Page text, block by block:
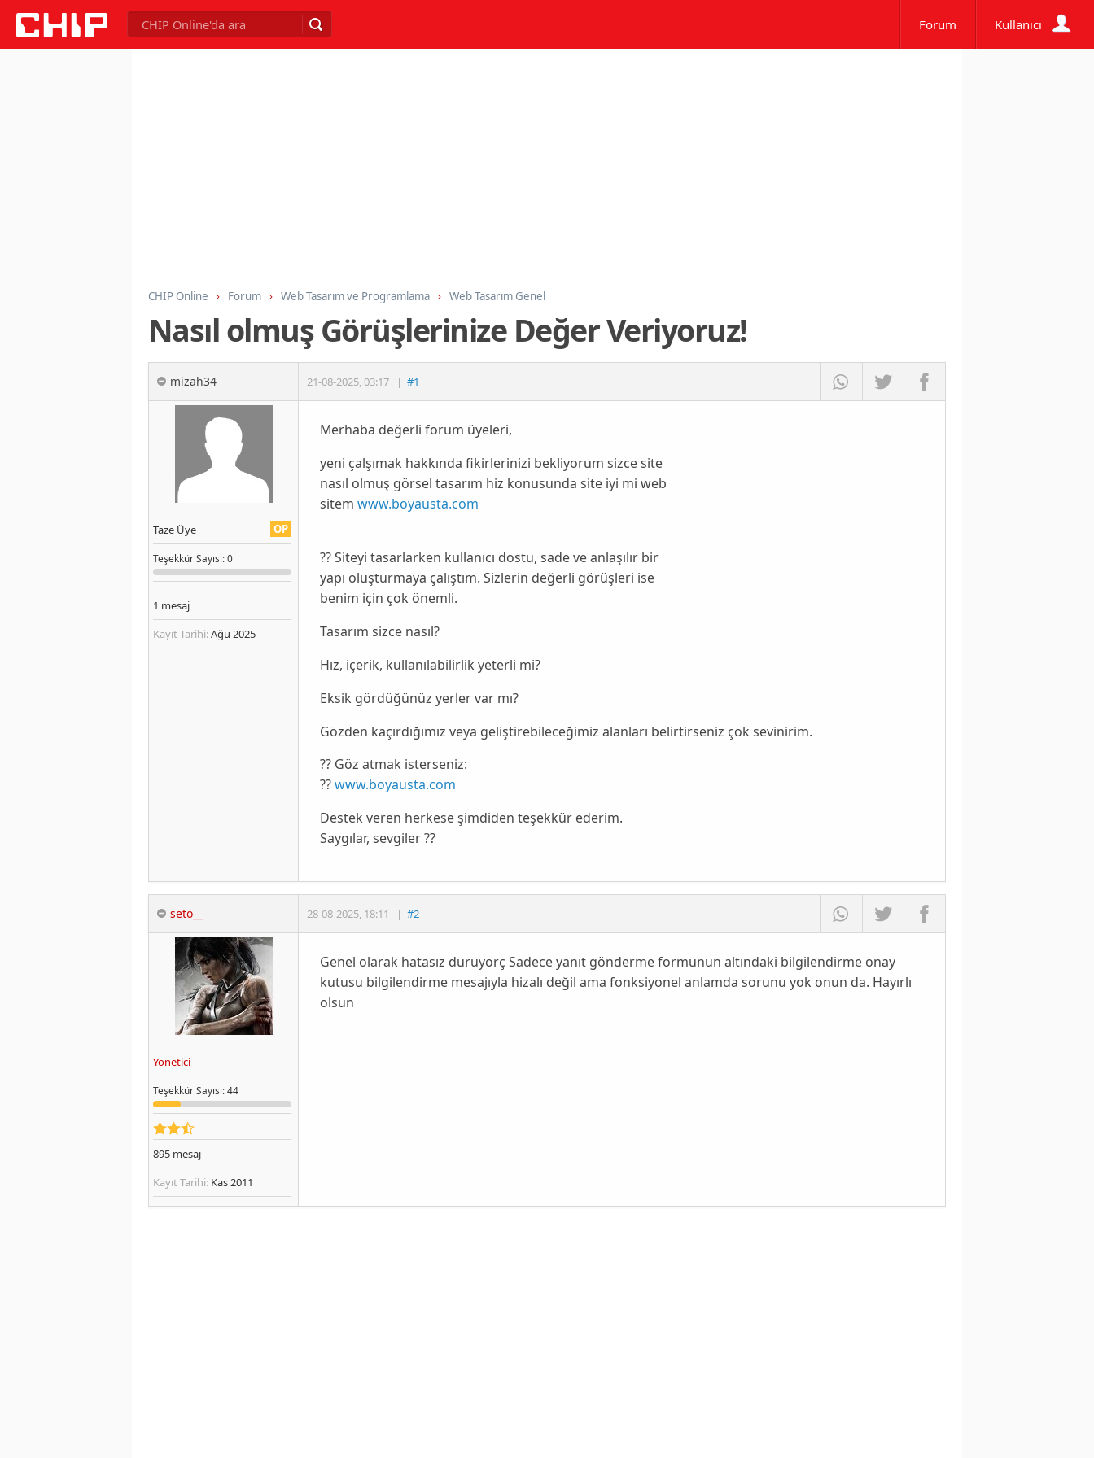
Forum Kullanıcı
CHIP Online Forum Web Tasarım ve Programlama Web Tasarım Genel
Nasıl olmuş Görüşlerinize Değer Veriyoruz!
mizah34 21-08-2025,03:17 | #1
OP
Taze Üye
TeşekkürSayısı: 0
1 mesaj
Kayıt Tarihi:Ağu 2025
Merhaba değerli forum üyeleri,
yeni çalşımak hakkında fikirlerinizi bekliyorum sizce site
nasıl olmuş görsel tasarım hiz konusunda site iyi mi web
sitem www.boyausta.com
?? Siteyi tasarlarken kullanıcı dostu, sade ve anlaşılır bir
yapı oluşturmaya çalıştım. Sizlerin değerli görüşleri ise
benim için çok önemli.
Tasarım sizce nasıl?
Hız, içerik, kullanılabilirlik yeterli mi?
Eksik gördüğünüz yerler var mı?
Gözden kaçırdığımız veya geliştirebileceğimiz alanları belirtirseniz çok sevinirim.
?? Göz atmak isterseniz:
??www.boyausta.com
Destek veren herkese şimdiden teşekkür ederim.
Saygılar, sevgiler ??
seto__ 28-08-2025, 18:11 | #2
Yönetici
TeşekkürSayısı: 44
895 mesaj
Kayıt Tarihi: Kas 2011
Genel olarak hatasız duruyorç Sadece yanıt gönderme formunun altındaki bilgilendirme onay
kutusu bilgilendirme mesajıyla hizalı değil ama fonksiyonel anlamda sorunu yok onun da. Hayırlı
olsun